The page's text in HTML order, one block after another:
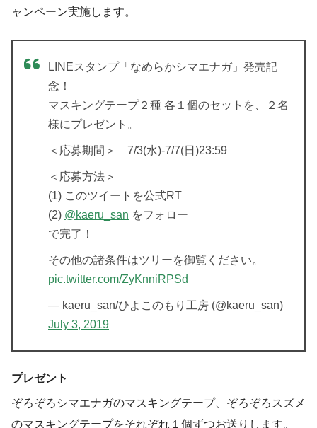
ャンペーン実施します。
LINEスタンプ「なめらかシマエナガ」発売記
念！
マスキングテープ２種 各１個のセットを、２名
様にプレゼント。
＜応募期間＞ 7/3(水)-7/7(日)23:59
＜応募方法＞
(1) このツイートを公式RT
(2) @kaeru_san をフォロー
で完了！
その他の諸条件はツリーを御覧ください。
pic.twitter.com/ZyKnniRPSd
— kaeru_san/ひよこのもり工房 (@kaeru_san)
July 3, 2019
プレゼント
ぞろぞろシマエナガのマスキングテープ、ぞろぞろスズメ
のマスキングテープをそれぞれ１個ずつお送りします。